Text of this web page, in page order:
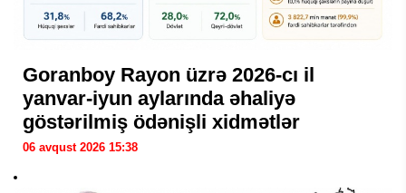
Goranboy Rayon üzrə 2026-cı il
yanvar-iyun aylarında əhaliyə
göstərilmiş ödənişli xidmətlər
06 avqust 2026 15:38